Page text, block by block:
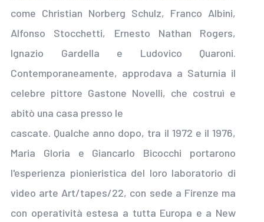
come Christian Norberg Schulz, Franco Albini,
Alfonso Stocchetti, Ernesto Nathan Rogers,
Ignazio Gardella e Ludovico Quaroni.
Contemporaneamente, approdava a Saturnia il
celebre pittore Gastone Novelli, che costruì e
abitò una casa presso le
cascate. Qualche anno dopo, tra il 1972 e il 1976,
Maria Gloria e Giancarlo Bicocchi portarono
l'esperienza pionieristica del loro laboratorio di
video arte Art/tapes/22, con sede a Firenze ma
con operatività estesa a tutta Europa e a New